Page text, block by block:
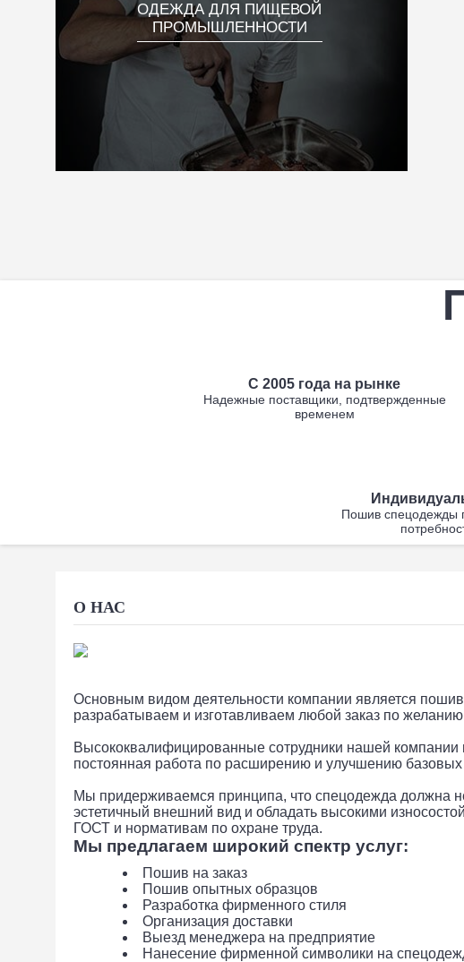
ОДЕЖДА ДЛЯ ПИЩЕВОЙ
ПРОМЫШЛЕННОСТИ
С 2005 года на рынке
Надежные поставщики, подтвержденные
временем
Пошив спецодежды
О НАС
Основным видом деятельности компании является
разрабатываем и изготавливаем любой заказ по
Высококвалифицированные сотрудники нашей компании
постоянная работа по расширению и улучшению базовых
Мы придерживаемся принципа, что спецодежда должна
эстетичный внешний вид и обладать высокими
ГОСТ и нормативам по охране труда.
Мы предлагаем широкий спектр услуг:
Пошив на заказ
Пошив опытных образцов
Разработка фирменного стиля
Организация доставки
Выезд менеджера на предприятие
Нанесение фирменной символики на